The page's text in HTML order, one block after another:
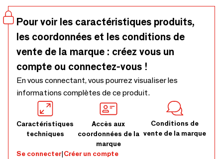
Pour voir les caractéristiques produits,
les coordonnées et les conditions de
vente de la marque : créez vous un
compte ou connectez-vous !
En vous connectant, vous pourrez visualiser les
informations complètes de ce produit.
Caractéristiques
techniques
Accès aux
coordonnées de la
marque
Conditions de
vente de la marque
Se connecter|Créer un compte